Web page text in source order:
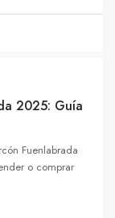
2025: Guía
Fuenlabrada
o comprar